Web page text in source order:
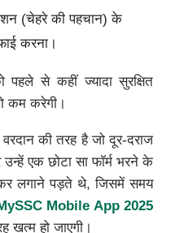
(चेहरे की पहचान) के
करना।
पहले से कहीं ज्यादा सुरक्षित
कम करेगी।
की तरह है जो दूर-दराज
एक छोटा सा फॉर्म भरने के
लगाने पड़ते थे, जिसमें समय
Mobile App 2025
खत्म हो जाएगी।